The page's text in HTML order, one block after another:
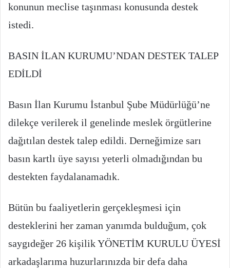
konunun meclise taşınması konusunda destek
istedi.
BASIN İLAN KURUMU’NDAN DESTEK TALEP
EDİLDİ
Basın İlan Kurumu İstanbul Şube Müdürlüğü’ne
dilekçe verilerek il genelinde meslek örgütlerine
dağıtılan destek talep edildi. Derneğimize sarı
basın kartlı üye sayısı yeterli olmadığından bu
destekten faydalanamadık.
Bütün bu faaliyetlerin gerçekleşmesi için
desteklerini her zaman yanımda bulduğum, çok
saygıdeğer 26 kişilik YÖNETİM KURULU ÜYESİ
arkadaşlarıma huzurlarınızda bir defa daha